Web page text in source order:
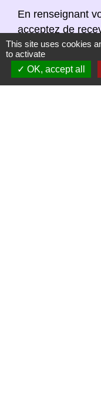
En renseignant
acceptez de
courrier
désinscrire à
lien de
This site uses cookies
to activate
OK, accept all